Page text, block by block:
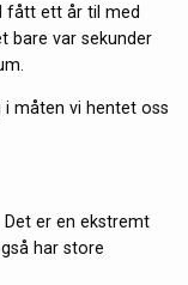
fått ett år til med
bare var sekunder
i måten vi hentet oss
er en ekstremt
har store